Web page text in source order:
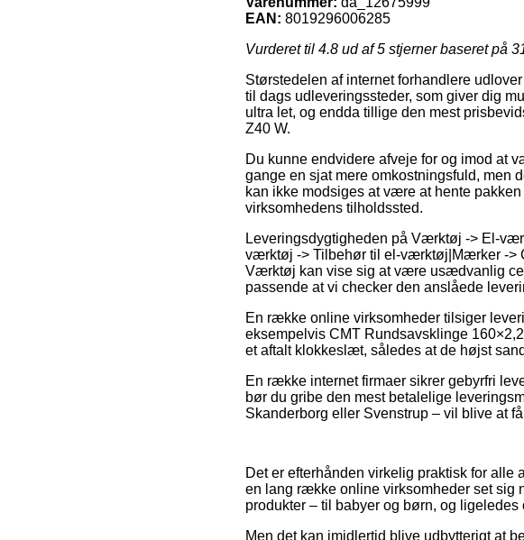
EAN: 8019296006285
Vurderet til 4.8 ud af 5 stjerner baseret på
Størstedelen af internet forhandlere
til dags udleveringssteder, som giver dig
ultra let, og endda tillige den mest
Z40 W.
Du kunne endvidere afveje for og imod at
gange en sjat mere omkostningsfuld, men
kan ikke modsiges at være at hente
virksomhedens tilholdssted.
Leveringsdygtigheden på Værktøj -> El-
værktøj -> Tilbehør til el-værktøj|Mærker ->
Værktøj kan vise sig at være usædvanlig
passende at vi checker den anslåede
En række online virksomheder tilsiger
eksempelvis CMT Rundsavsklinge
et aftalt klokkeslæt, således at de højst
En række internet firmaer sikrer gebyrfri
bør du gribe den mest betalelige
Skanderborg eller Svenstrup – vil blive at
Det er efterhånden virkelig praktisk for
en lang række online virksomheder set
produkter – til babyer og børn, og
Men det kan imidlertid blive udbytterigt at